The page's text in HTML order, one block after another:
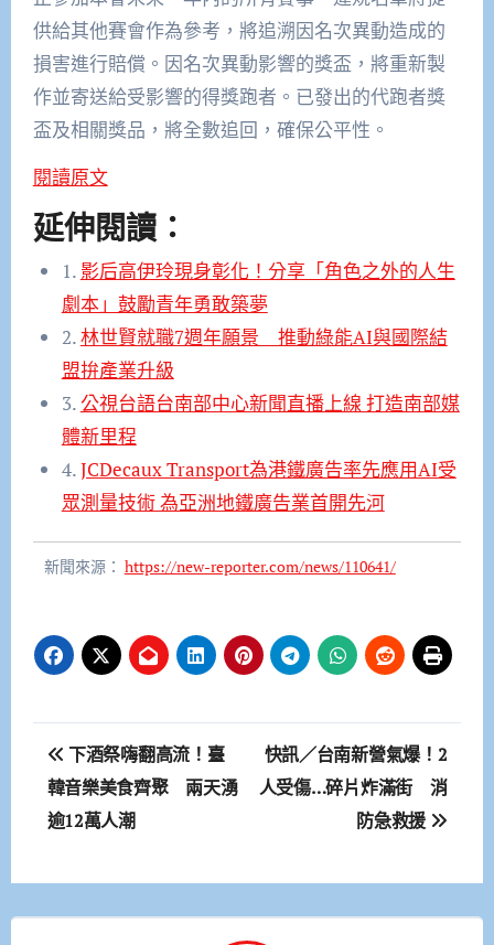
供給其他賽會作為參考，將追溯因名次異動造成的
損害進行賠償。因名次異動影響的獎盃，將重新製
作並寄送給受影響的得獎跑者。已發出的代跑者獎
盃及相關獎品，將全數追回，確保公平性。
閱讀原文
延伸閱讀：
1. 影后高伊玲現身彰化！分享「角色之外的人生
劇本」鼓勵青年勇敢築夢
2.林世賢就職7週年願景 推動綠能AI與國際結
盟拚產業升級
3.公視台語台南部中心新聞直播上線 打造南部媒
體新里程
4.JCDecaux Transport為港鐵廣告率先應用AI受
眾測量技術 為亞洲地鐵廣告業首開先河
新聞來源： https://new-reporter.com/news/110641/
文
章
導
覽
下酒祭嗨翻高流！臺
韓音樂美食齊聚 兩天湧
逾12萬人潮
快訊／台南新營氣爆！2
人受傷…碎片炸滿街 消
防急救援